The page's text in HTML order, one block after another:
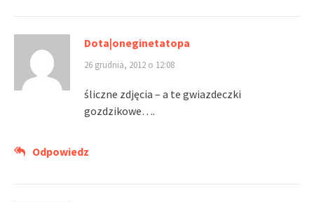
Dota|oneginetatopa
26 grudnia, 2012 o 12:08
śliczne zdjęcia – a te gwiazdeczki
gozdzikowe….
Odpowiedz